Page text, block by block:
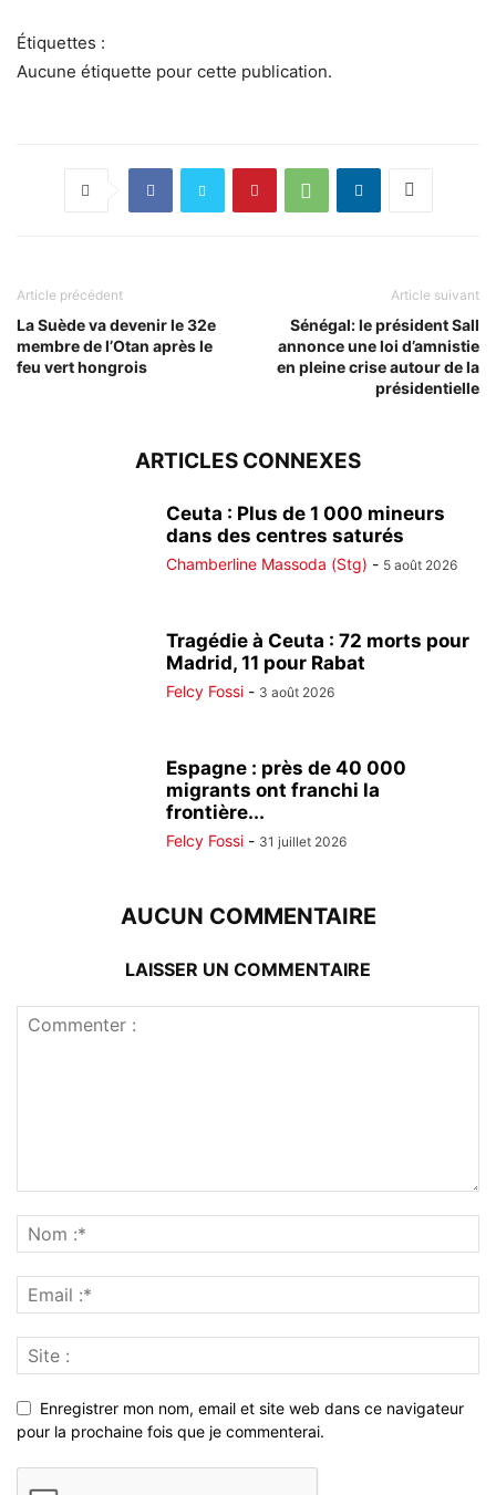
Étiquettes :
Aucune étiquette pour cette publication.
Article précédent
La Suède va devenir le 32e
membre de l’Otan après le
feu vert hongrois
Article suivant
Sénégal: le président Sall
annonce une loi d’amnistie
en pleine crise autour de la
présidentielle
ARTICLES CONNEXES
Ceuta : Plus de 1 000 mineurs
dans des centres saturés
Chamberline Massoda (Stg) - 5 août 2026
Tragédie à Ceuta : 72 morts pour
Madrid, 11 pour Rabat
Felcy Fossi - 3 août 2026
Espagne : près de 40 000
migrants ont franchi la
frontière...
Felcy Fossi - 31 juillet 2026
AUCUN COMMENTAIRE
LAISSER UN COMMENTAIRE
Enregistrer mon nom, email et site web dans ce navigateur
pour la prochaine fois que je commenterai.